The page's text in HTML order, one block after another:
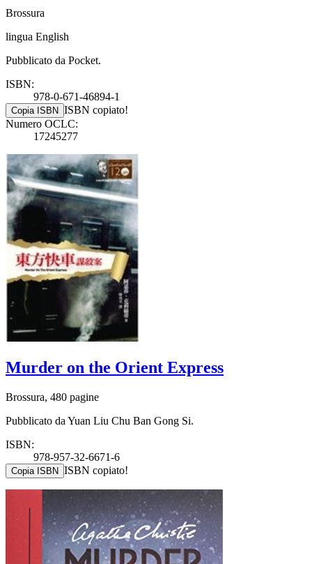
Brossura
lingua English
Pubblicato da Pocket.
ISBN:
978-0-671-46894-1
Copia ISBN ISBN copiato!
Numero OCLC:
17245277
Murder on the Orient Express
Brossura, 480 pagine
Pubblicato da Yuan Liu Chu Ban Gong Si.
ISBN:
978-957-32-6671-6
Copia ISBN ISBN copiato!